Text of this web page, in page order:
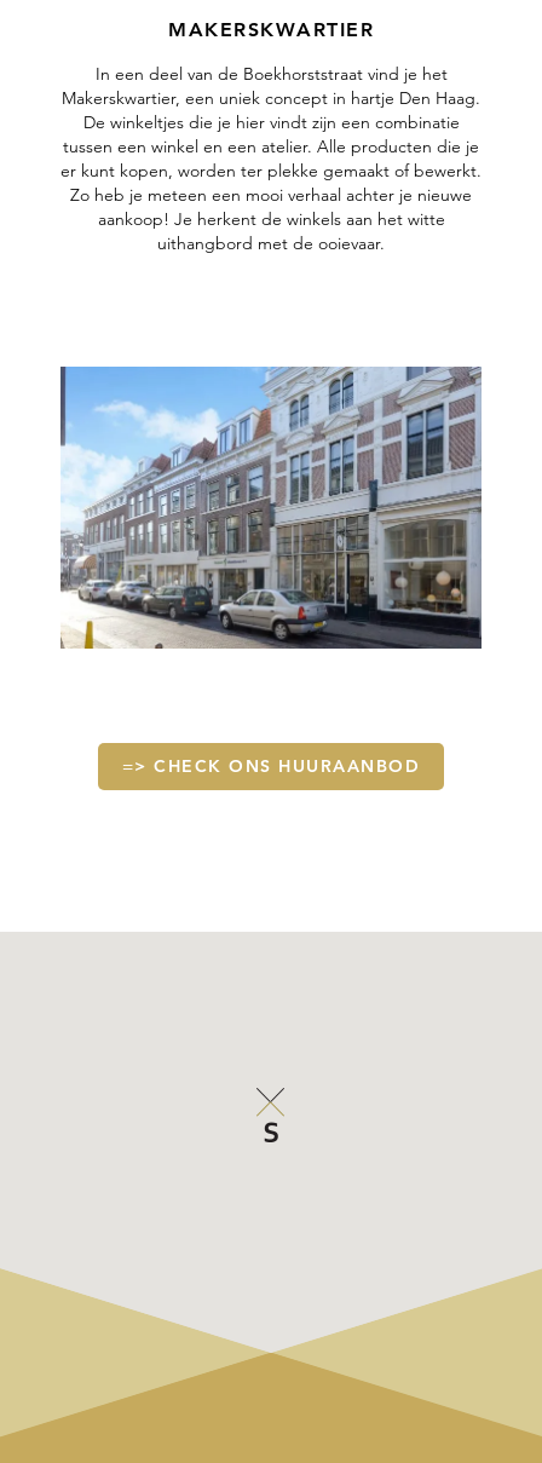
MAKERSKWARTIER
In een deel van de Boekhorststraat vind je het
Makerskwartier, een uniek concept in hartje Den Haag.
De winkeltjes die je hier vindt zijn een combinatie
tussen een winkel en een atelier. Alle producten die je
er kunt kopen, worden ter plekke gemaakt of bewerkt.
Zo heb je meteen een mooi verhaal achter je nieuwe
aankoop! Je herkent de winkels aan het witte
uithangbord met de ooievaar.
=> CHECK ONS HUURAANBOD